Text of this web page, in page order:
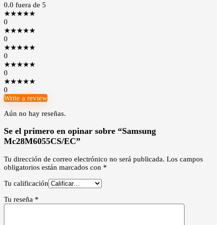
0.0 fuera de 5
★★★★★
0
★★★★★
0
★★★★★
0
★★★★★
0
★★★★★
0
Write a review
Aún no hay reseñas.
Se el primero en opinar sobre “Samsung
Mc28M6055CS/EC”
Tu dirección de correo electrónico no será publicada. Los campos
obligatorios están marcados con *
Tu calificación
Tu reseña *